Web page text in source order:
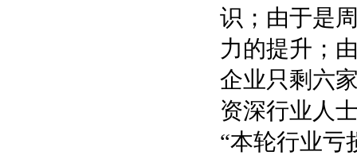
识；由于是
力的提升；
企业只剩六
资深行业人
“本轮行业亏